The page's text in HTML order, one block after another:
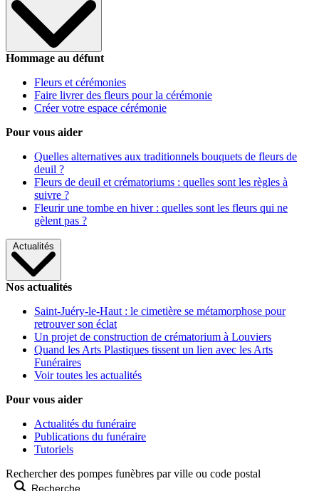
Hommage au défunt
Fleurs et cérémonies
Faire livrer des fleurs pour la cérémonie
Créer votre espace cérémonie
Pour vous aider
Quelles alternatives aux traditionnels bouquets de fleurs de
deuil ?
Fleurs de deuil et crématoriums : quelles sont les règles à
suivre ?
Fleurir une tombe en hiver : quelles sont les fleurs qui ne
gèlent pas ?
Actualités
Nos actualités
Saint-Juéry-le-Haut : le cimetière se métamorphose pour
retrouver son éclat
Un projet de construction de crématorium à Louviers
Quand les Arts Plastiques tissent un lien avec les Arts
Funéraires
Voir toutes les actualités
Pour vous aider
Actualités du funéraire
Publications du funéraire
Tutoriels
Rechercher des pompes funèbres par ville ou code postal